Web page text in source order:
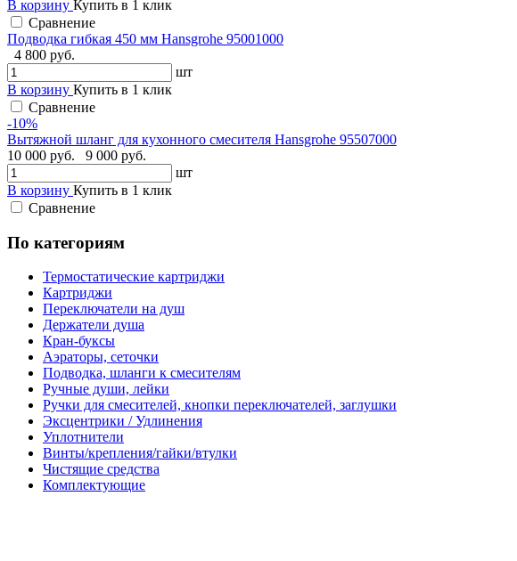
В корзину Купить в 1 клик
Сравнение
Подводка гибкая 450 мм Hansgrohe 95001000
4 800 руб.
шт
В корзину Купить в 1 клик
Сравнение
-10%
Вытяжной шланг для кухонного смесителя Hansgrohe 95507000
10 000 руб.
9 000 руб.
шт
В корзину Купить в 1 клик
Сравнение
По категориям
Термостатические картриджи
Картриджи
Переключатели на душ
Держатели душа
Кран-буксы
Аэраторы, сеточки
Подводка, шланги к смесителям
Ручные души, лейки
Ручки для смесителей, кнопки переключателей, заглушки
Эксцентрики / Удлинения
Уплотнители
Винты/крепления/гайки/втулки
Чистящие средства
Комплектующие